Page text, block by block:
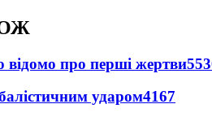
відомо про перші жертви
ударом4167